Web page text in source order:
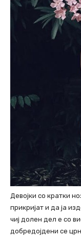
Девојки со кратки
прикријат и да ја
чиј долен дел е со
добредојдени се